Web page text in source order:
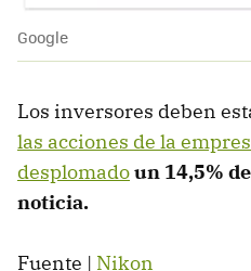
Google
Los inversores deben
las acciones de la
desplomadoun 14,5%
noticia.
Fuente | Nikon